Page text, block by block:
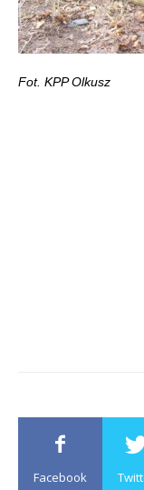
Fot. KPP Olkusz
Facebook